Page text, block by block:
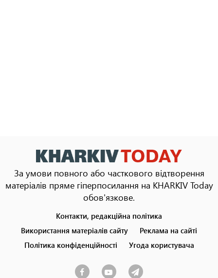
За умови повного або часткового відтворення
матеріалів пряме гіперпосилання на KHARKIV Today
обов'язкове.
menu
Контакти, редакційна політика
Використання матеріалів сайту
Реклама на сайті
Політика конфіденційності
Угода користувача